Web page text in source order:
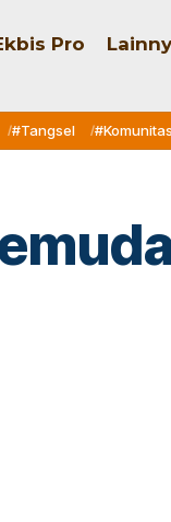
Pro
#Tangsel